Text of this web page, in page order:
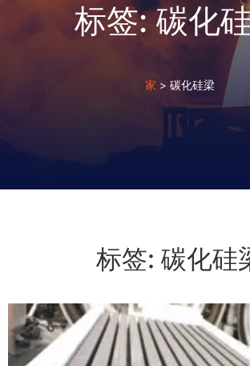
标签: 碳化
家 > 碳化硅梁
标签: 碳化硅